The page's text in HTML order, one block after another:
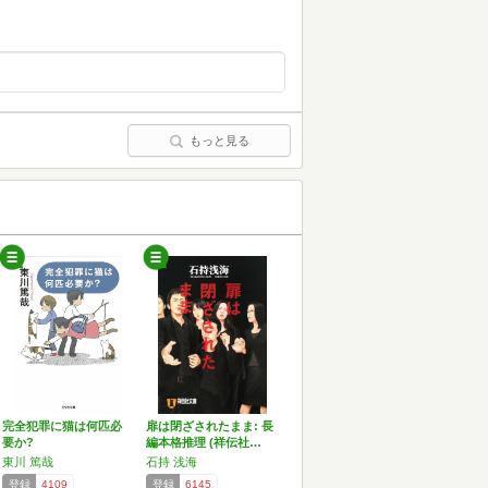
もっと見る
完全犯罪に猫は何匹必
要か?
東川 篤哉
登録 4109
扉は閉ざされたまま: 長
編本格推理 (祥伝社…
石持 浅海
登録 6145